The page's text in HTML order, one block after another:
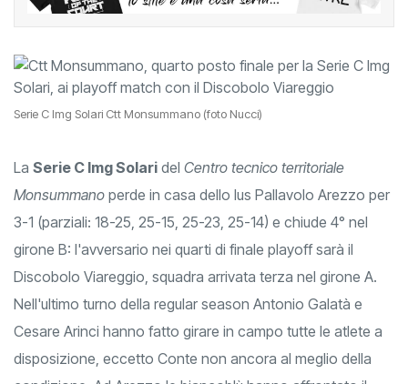
Serie C Img Solari Ctt Monsummano (foto Nucci)
La Serie C Img Solari del Centro tecnico territoriale
Monsummano perde in casa dello Ius Pallavolo Arezzo per
3-1 (parziali: 18-25, 25-15, 25-23, 25-14) e chiude 4° nel
girone B: l'avversario nei quarti di finale playoff sarà il
Discobolo Viareggio, squadra arrivata terza nel girone A.
Nell'ultimo turno della regular season Antonio Galatà e
Cesare Arinci hanno fatto girare in campo tutte le atlete a
disposizione, eccetto Conte non ancora al meglio della